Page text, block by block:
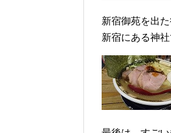
新宿御苑を出
新宿にある神